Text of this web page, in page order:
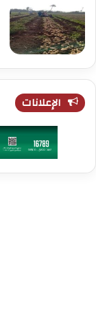
الإعلانات